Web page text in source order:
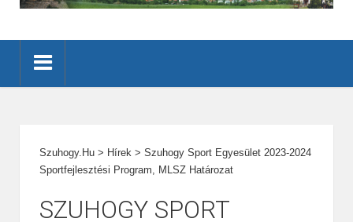
Szuhogy.hu > Hírek > Szuhogy Sport Egyesület 2023-2024
Sportfejlesztési Program, MLSZ Határozat
SZUHOGY SPORT